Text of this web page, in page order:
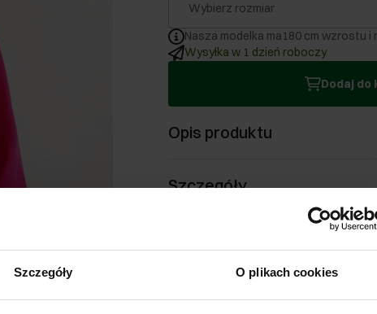
Szczegóły O plikach cookies
Wybierz rozmiar
Nasza modelka ma180 cm wzrostu i
Wysyłka w 1 dzień roboczy
Dodaj do
Opis produktu
Szczegóły